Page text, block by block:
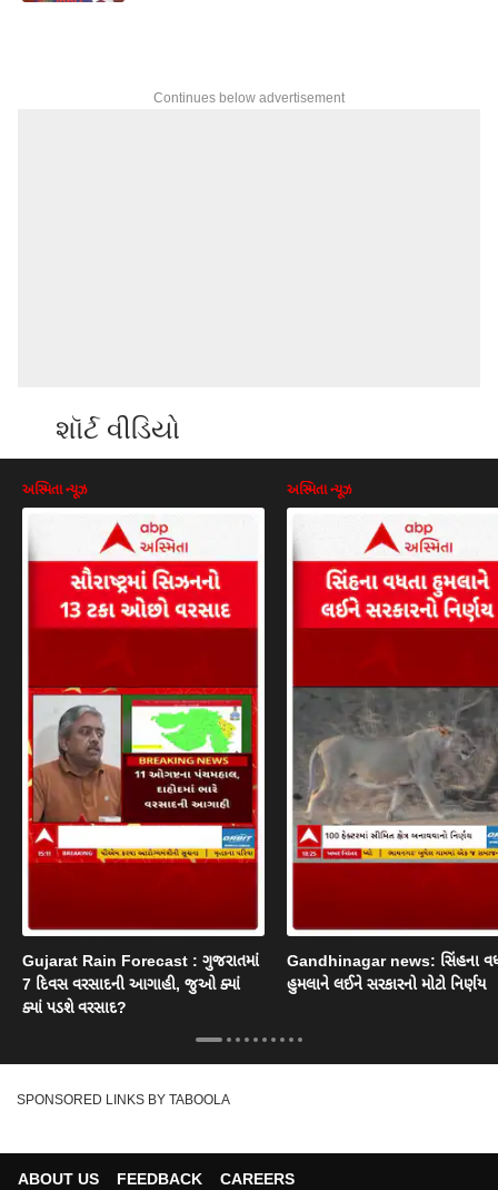
Continues below advertisement
શૉર્ટ વીડિયો
અસ્મિતા ન્યૂઝ
Gujarat Rain Forecast : ગુજરાતમાં
7 દિવસ વરસાદની આગાહી, જુઓ ક્યાં
ક્યાં પડશે વરસાદ?
અસ્મિતા ન્યૂઝ
Gandhinagar news: સિંહના
હુમલાને લઈને સરકારનો મોટો નિર્ણય
SPONSORED LINKS BY TABOOLA
ABOUT US FEEDBACK CAREERS